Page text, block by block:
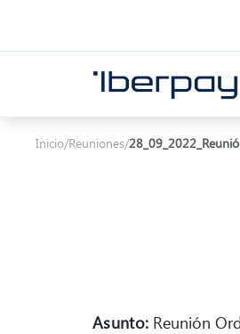
Iberpay
Inicio/Reuniones/
Asunto: Reunión